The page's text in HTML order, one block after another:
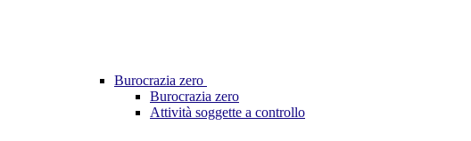
Burocrazia zero
Burocrazia zero
Attività soggette a controllo